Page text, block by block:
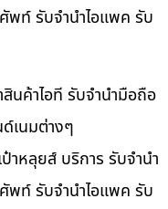
พท์ รับจำนำไอแพค รับ
นค้าไอที รับจำนำมือถือ
เนมต่างๆ
าหลุยส์ บริการ รับจำนำ
พท์ รับจำนำไอแพค รับ